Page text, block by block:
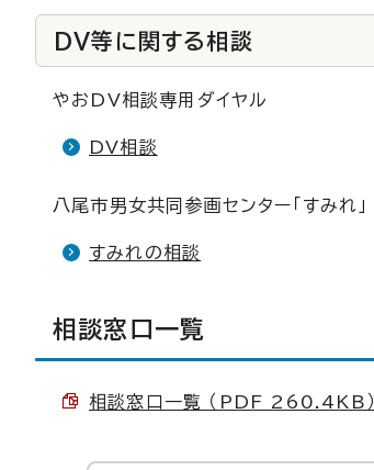
DV等に関する相談
やおDV相談専用ダイヤル
DV相談
八尾市男女共同参画センター「すみれ」
すみれの相談
相談窓口一覧
相談窓口一覧 （PDF 260.4KB）